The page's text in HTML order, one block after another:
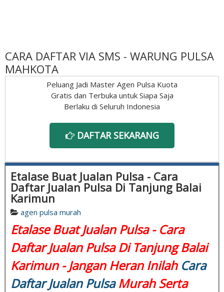
CARA DAFTAR VIA SMS - WARUNG PULSA
MAHKOTA
Peluang Jadi Master Agen Pulsa Kuota
Gratis dan Terbuka untuk Siapa Saja
Berlaku di Seluruh Indonesia
DAFTAR SEKARANG
Etalase Buat Jualan Pulsa - Cara
Daftar Jualan Pulsa Di Tanjung Balai
Karimun
agen pulsa murah
Etalase Buat Jualan Pulsa - Cara
Daftar Jualan Pulsa Di Tanjung Balai
Karimun - Jangan Heran Inilah Cara
Daftar Jualan PulsaMurah Serta